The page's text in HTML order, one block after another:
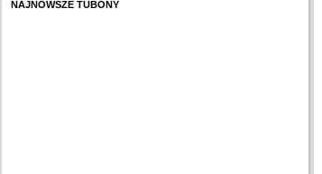
NAJNOWSZE TUBONY